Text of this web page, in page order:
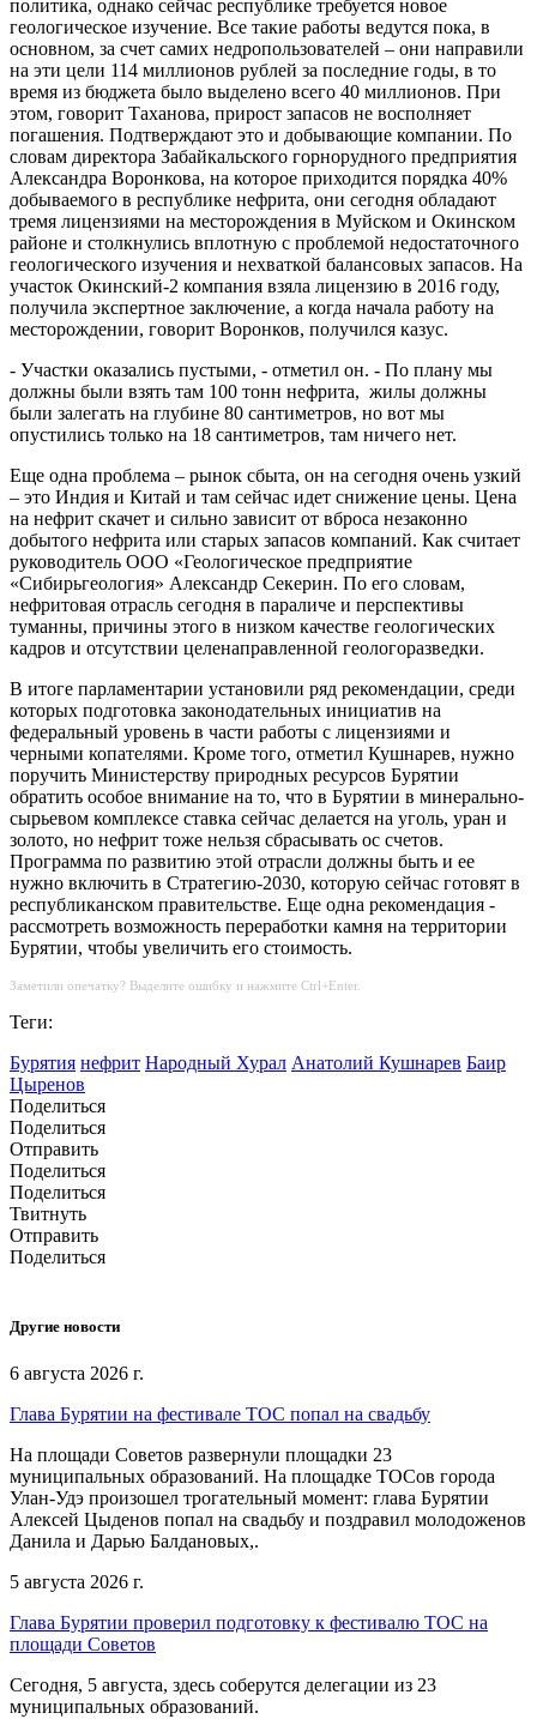
политика, однако сейчас республике требуется новое
геологическое изучение. Все такие работы ведутся пока, в
основном, за счет самих недропользователей – они направили
на эти цели 114 миллионов рублей за последние годы, в то
время из бюджета было выделено всего 40 миллионов. При
этом, говорит Таханова, прирост запасов не восполняет
погашения. Подтверждают это и добывающие компании. По
словам директора Забайкальского горнорудного предприятия
Александра Воронкова, на которое приходится порядка 40%
добываемого в республике нефрита, они сегодня обладают
тремя лицензиями на месторождения в Муйском и Окинском
районе и столкнулись вплотную с проблемой недостаточного
геологического изучения и нехваткой балансовых запасов. На
участок Окинский-2 компания взяла лицензию в 2016 году,
получила экспертное заключение, а когда начала работу на
месторождении, говорит Воронков, получился казус.
- Участки оказались пустыми, - отметил он. - По плану мы
должны были взять там 100 тонн нефрита, жилы должны
были залегать на глубине 80 сантиметров, но вот мы
опустились только на 18 сантиметров, там ничего нет.
Еще одна проблема – рынок сбыта, он на сегодня очень узкий
– это Индия и Китай и там сейчас идет снижение цены. Цена
на нефрит скачет и сильно зависит от вброса незаконно
добытого нефрита или старых запасов компаний. Как считает
руководитель ООО «Геологическое предприятие
«Сибирьгеология» Александр Секерин. По его словам,
нефритовая отрасль сегодня в параличе и перспективы
туманны, причины этого в низком качестве геологических
кадров и отсутствии целенаправленной геологоразведки.
В итоге парламентарии установили ряд рекомендации, среди
которых подготовка законодательных инициатив на
федеральный уровень в части работы с лицензиями и
черными копателями. Кроме того, отметил Кушнарев, нужно
поручить Министерству природных ресурсов Бурятии
обратить особое внимание на то, что в Бурятии в минерально-
сырьевом комплексе ставка сейчас делается на уголь, уран и
золото, но нефрит тоже нельзя сбрасывать ос счетов.
Программа по развитию этой отрасли должны быть и ее
нужно включить в Стратегию-2030, которую сейчас готовят в
республиканском правительстве. Еще одна рекомендация -
рассмотреть возможность переработки камня на территории
Бурятии, чтобы увеличить его стоимость.
Заметили опечатку? Выделите ошибку и нажмите Ctrl+Enter.
Теги:
Бурятия нефрит Народный Хурал Анатолий Кушнарев Баир
Цыренов
Поделиться
Поделиться
Отправить
Поделиться
Поделиться
Твитнуть
Отправить
Поделиться
Другие новости
6 августа 2026 г.
Глава Бурятии на фестивале ТОС попал на свадьбу
На площади Советов развернули площадки 23
муниципальных образований. На площадке ТОСов города
Улан-Удэ произошел трогательный момент: глава Бурятии
Алексей Цыденов попал на свадьбу и поздравил молодоженов
Данила и Дарью Балдановых,.
5 августа 2026 г.
Глава Бурятии проверил подготовку к фестивалю ТОС на
площади Советов
Сегодня, 5 августа, здесь соберутся делегации из 23
муниципальных образований.